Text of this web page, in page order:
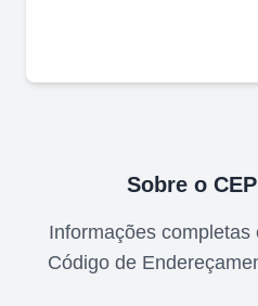
Sobre o CEP
Informações
Código de